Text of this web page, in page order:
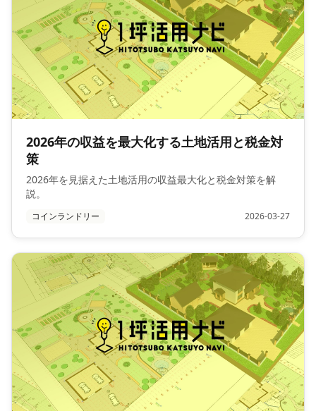
2026年の収益を最大化する土地活用と税金対
策
2026年を見据えた土地活用の収益最大化と税金対策を解
説。
コインランドリー 2026-03-27